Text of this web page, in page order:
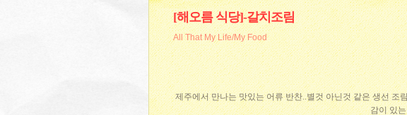
[해오름 식당]-갈치조림
All That My Life/My Food
제주에서 만나는 맛있는 어류 반찬..별것 아닌것 같은 생선 조
감이 있